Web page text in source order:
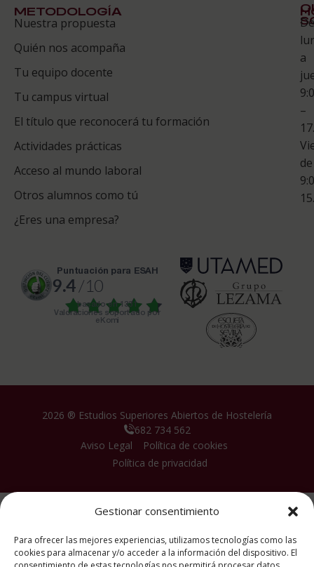
Gestionar consentimiento
Para ofrecer las mejores experiencias, utilizamos tecnologías como las
cookies para almacenar y/o acceder a la información del dispositivo. El
METODOLOGÍA
Nuestra propuesta
Quién nos acompaña
Tu equipo docente
Tu campus virtual
El título que reconocerá tu formación
Actividades prácticas
Acceso al mundo laboral
Otros alumnos como tú
¿Eres una empresa?
Te
De
a
–
de
puntuación para ESAH
9.4/10
basado en1331
Valoraciones soportado por
eKomi
2026 ® Estudios Superiores Abiertos de Hostelería
682 734 562
Aviso Legal
Política de cookies
Política de privacidad